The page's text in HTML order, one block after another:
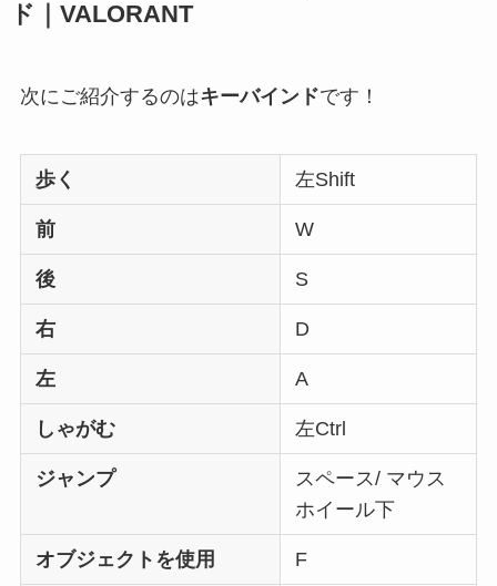
ド｜VALORANT
次にご紹介するのはキーバインドです！
歩く 左Shift
前 W
後 S
右 D
左 A
しゃがむ 左Ctrl
ジャンプ
スペース/ マウス
ホイール下
オブジェクトを使用 F